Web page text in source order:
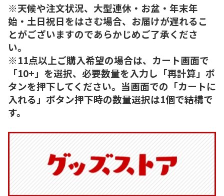
※天候や注文状況、大型連休・お盆・年末年
始・土日祝日をはさむ場合、お届けが遅れるこ
とがございますのであらかじめご了承くださ
い。
※11点以上ご購入希望の場合は、カート画面で
「10+」を選択、必要数量を入力し「再計算」ボ
タンを押下してください。当画面での「カートに
入れる」ボタン押下時の数量選択は1個で結構で
す。